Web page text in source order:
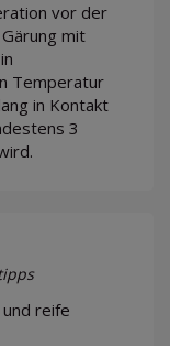
vor der
mit
Temperatur
in Kontakt
3
reife